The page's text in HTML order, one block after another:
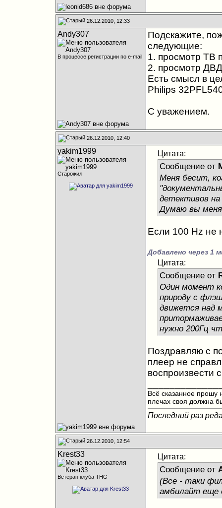
26.12.2010, 12:33
Andy307
В процессе регистрации по e-mail
Подскажите,
следующие:
1. просмотр ТВ
2. просмотр
Есть смысл в
Philips
С уважением.
26.12.2010, 12:40
yakim1999
Старожил
Цитата:
Сообщение от
Меня бесит,
детективов
Думаю вы меня
Если 100 Hz не
Добавлено через 1
Цитата:
Сообщение от
Один момент
природу с
движется над
нужно 200Гц
Поздравляю с
плеер не
воспроизвести
Всё сказанное прошу
плечах своя должна
Последний раз
26.12.2010, 12:54
Krest33
Ветеран клуба THG
Цитата:
Сообщение от
(Все - таки
амбилайт еще